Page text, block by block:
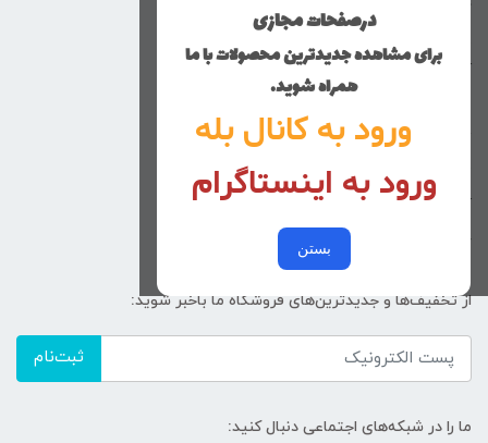
درصفحات مجازی
برای مشاهده جدیدترین محصولات با ما
همراه شوید.
ورود به کانال بله
ورود به اینستاگرام
بستن
کوچولوهای نی نی گلی
تماس با ما
کد پیگیری سفارشات
خرید عمده
از تخفیف‌ها و جدیدترین‌های فروشگاه ما باخبر شوید:
ثبت‌نام
ما را در شبکه‌های اجتماعی دنبال کنید: